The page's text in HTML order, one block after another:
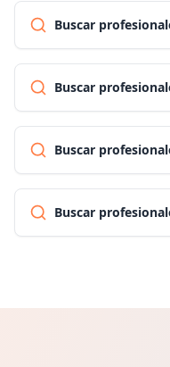
Buscar
Buscar
Buscar
Buscar